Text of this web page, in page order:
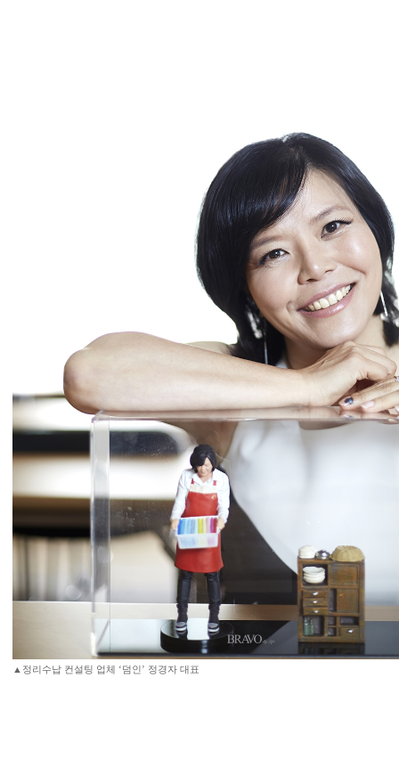
▲정리수납 컨설팅 업체 ‘덤인’ 정경자 대표